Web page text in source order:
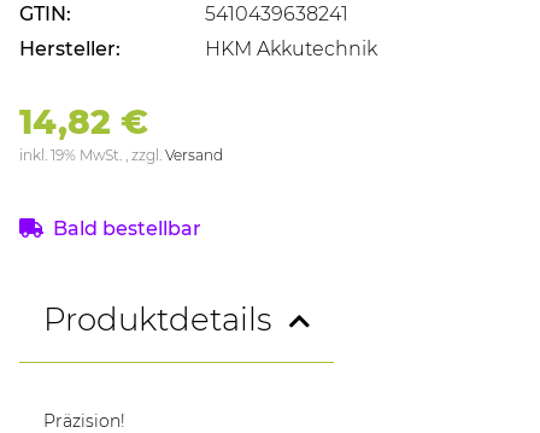
GTIN:
5410439638241
Hersteller:
HKM Akkutechnik
14,82 €
inkl. 19% MwSt. , zzgl. Versand
Bald bestellbar
Produktdetails
Präzision!